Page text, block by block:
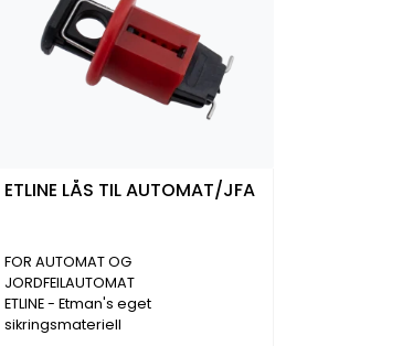
ETLINE LÅS TIL AUTOMAT/JFA
FOR AUTOMAT OG
JORDFEILAUTOMAT
ETLINE - Etman's eget
sikringsmateriell